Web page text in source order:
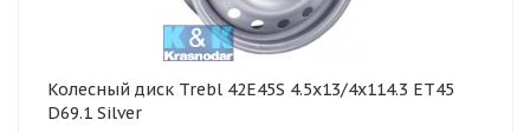
Колесный диск Trebl 42E45S 4.5x13/4x114.3 ET45
D69.1 Silver